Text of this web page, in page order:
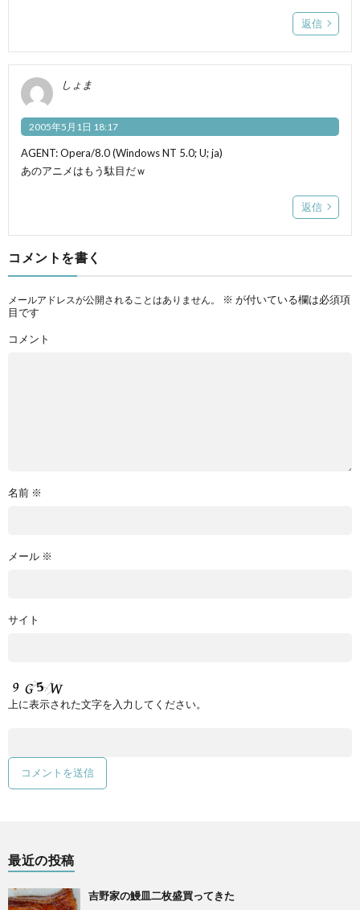
返信
しょま
2005年5月1日 18:17
AGENT: Opera/8.0 (Windows NT 5.0; U; ja)
あのアニメはもう駄目だｗ
返信
コメントを書く
メールアドレスが公開されることはありません。 ※ が付いている欄は必須項
目です
コメント
名前 ※
メール ※
サイト
上に表示された文字を入力してください。
最近の投稿
吉野家の鰻皿二枚盛買ってきた